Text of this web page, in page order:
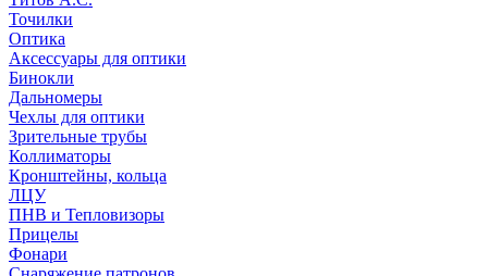
Точилки
Оптика
Аксессуары для оптики
Бинокли
Дальномеры
Чехлы для оптики
Зрительные трубы
Коллиматоры
Кронштейны, кольца
ЛЦУ
ПНВ и Тепловизоры
Прицелы
Фонари